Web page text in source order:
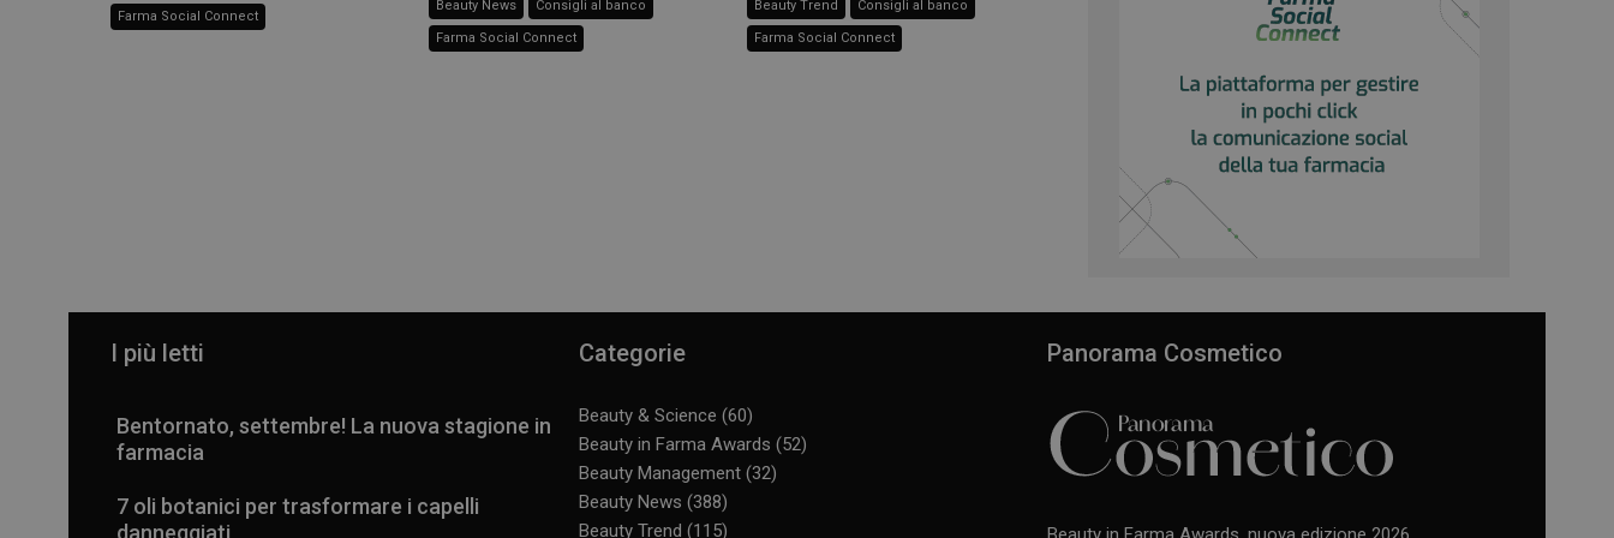
Farma Social Connect
Beauty News Consigli al banco
Farma Social Connect
Beauty Trend Consigli al banco
Farma Social Connect
I più letti
Bentornato, settembre! La nuova stagione in
farmacia
7 oli botanici per trasformare i capelli
danneggiati
Categorie
Beauty & Science (60)
Beauty in Farma Awards (52)
Beauty Management(32)
Beauty News (388)
Beauty Trend (115)
Panorama Cosmetico